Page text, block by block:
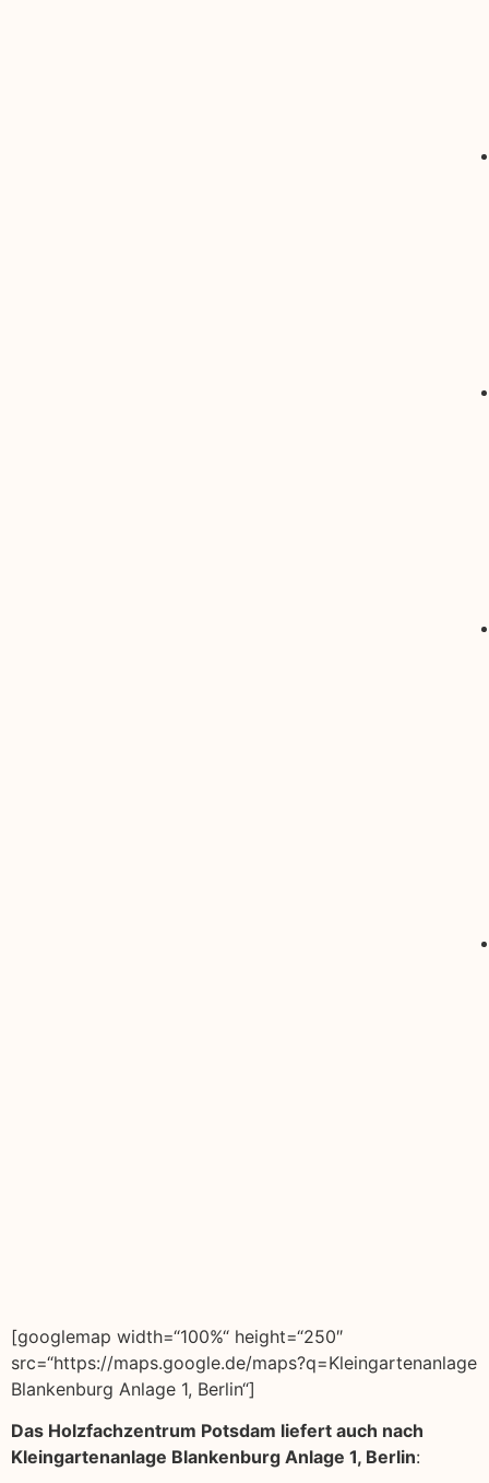
[googlemap width=“100%“ height=“250″
src=“https://maps.google.de/maps?q=Kleingartenanlage
Blankenburg Anlage 1, Berlin“]
Das Holzfachzentrum Potsdam liefert auch nach
Kleingartenanlage Blankenburg Anlage 1, Berlin: